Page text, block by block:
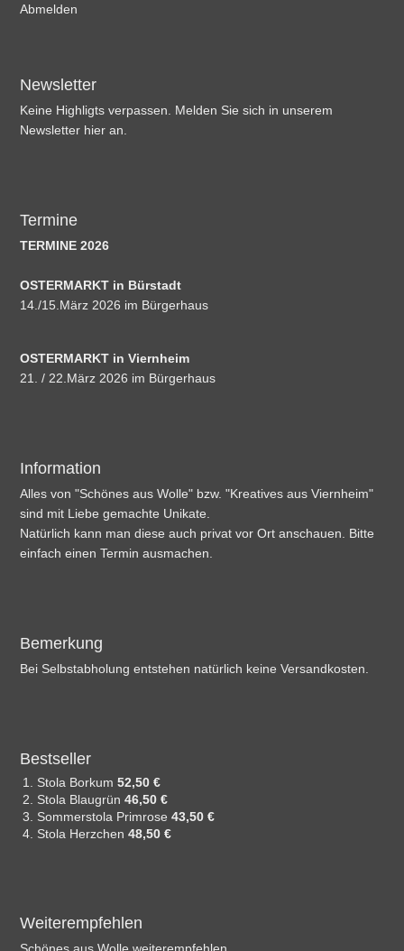
Abmelden
Newsletter
Keine Highligts verpassen. Melden Sie sich in unserem
Newsletter hier an.
Termine
TERMINE 2026
OSTERMARKT in Bürstadt
14./15.März 2026 im Bürgerhaus
OSTERMARKT in Viernheim
21. / 22.März 2026 im Bürgerhaus
Information
Alles von "Schönes aus Wolle" bzw. "Kreatives aus Viernheim"
sind mit Liebe gemachte Unikate.
Natürlich kann man diese auch privat vor Ort anschauen. Bitte
einfach einen Termin ausmachen.
Bemerkung
Bei Selbstabholung entstehen natürlich keine Versandkosten.
Bestseller
Stola Borkum52,50 €
Stola Blaugrün46,50 €
Sommerstola Primrose43,50 €
Stola Herzchen48,50 €
Weiterempfehlen
Schönes aus Wolle weiterempfehlen